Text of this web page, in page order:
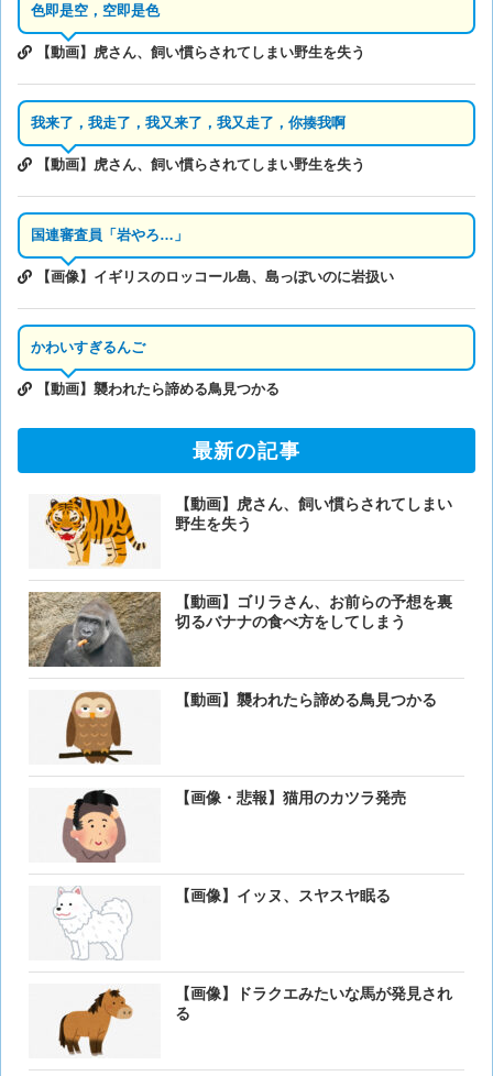
色即是空，空即是色
【動画】虎さん、飼い慣らされてしまい野生を失う
我来了，我走了，我又来了，我又走了，你揍我啊
【動画】虎さん、飼い慣らされてしまい野生を失う
国連審査員「岩やろ…」
【画像】イギリスのロッコール島、島っぽいのに岩扱い
かわいすぎるんご
【動画】襲われたら諦める鳥見つかる
最新の記事
【動画】虎さん、飼い慣らされてしまい
野生を失う
【動画】ゴリラさん、お前らの予想を裏
切るバナナの食べ方をしてしまう
【動画】襲われたら諦める鳥見つかる
【画像・悲報】猫用のカツラ発売
【画像】イッヌ、スヤスヤ眠る
【画像】ドラクエみたいな馬が発見され
る